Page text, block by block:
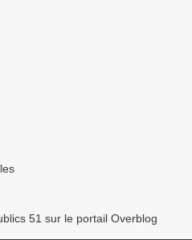
51 sur le portail Overblog